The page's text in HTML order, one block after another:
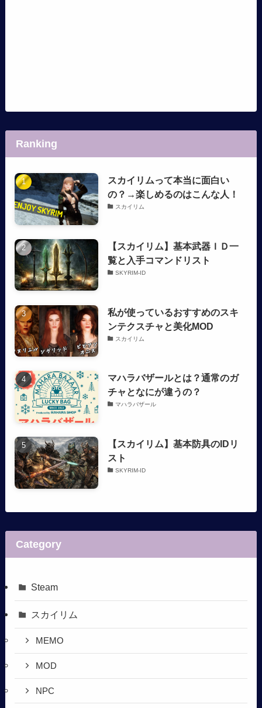
Ranking
スカイリムって本当に面白い
の？→楽しめるのはこんな人！
スカイリム
【スカイリム】基本武器ＩＤ一
覧と入手コマンドリスト
SKYRIM-ID
私が使っているおすすめのスキ
ンテクスチャと美化MOD
スカイリム
マハラバザールとは？通常のガ
チャとなにが違うの？
マハラバザール
【スカイリム】基本防具のIDリ
スト
SKYRIM-ID
Category
Steam
スカイリム
MEMO
MOD
NPC